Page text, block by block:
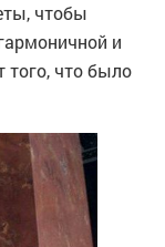
чтобы
и
того, что было